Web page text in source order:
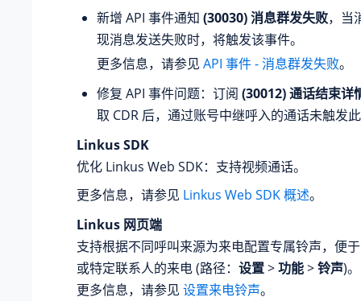
新增 API 事件通知 (30030) 消息群发失败，当
现消息发送失败时，将触发该事件。
更多信息，请参见 API 事件 - 消息群发失败。
修复 API 事件问题：订阅 (30012) 通话结束详
取 CDR 后，通过账号中继呼入的通话未触发
Linkus SDK
优化 Linkus Web SDK：支持视频通话。
更多信息，请参见 Linkus Web SDK 概述。
Linkus 网页端
支持根据不同呼叫来源为来电配置专属铃声，便
或特定联系人的来电 (路径： 设置>功能>铃声)。
更多信息，请参见 设置来电铃声。